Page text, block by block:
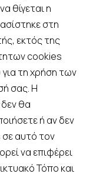
θίγεται η
στη
εκτός της
cookies
για τη χρήση των
σας. Η
θα
ή αν δεν
αυτό τον
να επιφέρει
Τόπο και